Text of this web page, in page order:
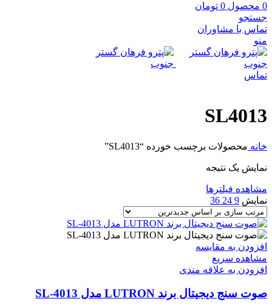
0 محصول 0 تومان
جستجو
تماس با مشاوران
منو
تماس
SL4013
خانه محصولات برچسب خورده “SL4013”
نمایش یک نتیجه
مشاهده فیلترها
نمایش 9
24
36
افزودن به مقایسه
مشاهده سریع
افزودن به علاقه مندی
صوت سنج دیجیتال برند LUTRON مدل SL-4013